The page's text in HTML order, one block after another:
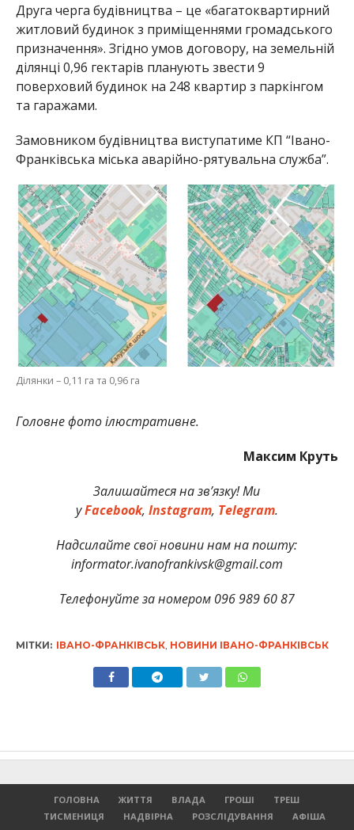
Друга черга будівництва – це «багатоквартирний
житловий будинок з приміщеннями громадського
призначення». Згідно умов договору, на земельній
ділянці 0,96 гектарів планують звести 9
поверховий будинок на 248 квартир з паркінгом
та гаражами.
Замовником будівництва виступатиме КП “Івано-
Франківська міська аварійно-рятувальна служба”.
Ділянки – 0,11 га та 0,96 га
Головне фото ілюстративне.
Максим Круть
Залишайтеся на зв’язку! Ми
уFacebook, Instagram, Telegram.
Надсилайте свої новини нам на пошту:
informator.ivanofrankivsk@gmail.com
Телефонуйте за номером 096 989 60 87
МІТКИ: ІВАНО-ФРАНКІВСЬК, НОВИНИ ІВАНО-ФРАНКІВСЬК
ГОЛОВНА ЖИТТЯ ВЛАДА ГРОШІ
ТРЕШ
ТИСМЕНИЦЯ
НАДВІРНА РОЗСЛІДУВАННЯ
АФІША